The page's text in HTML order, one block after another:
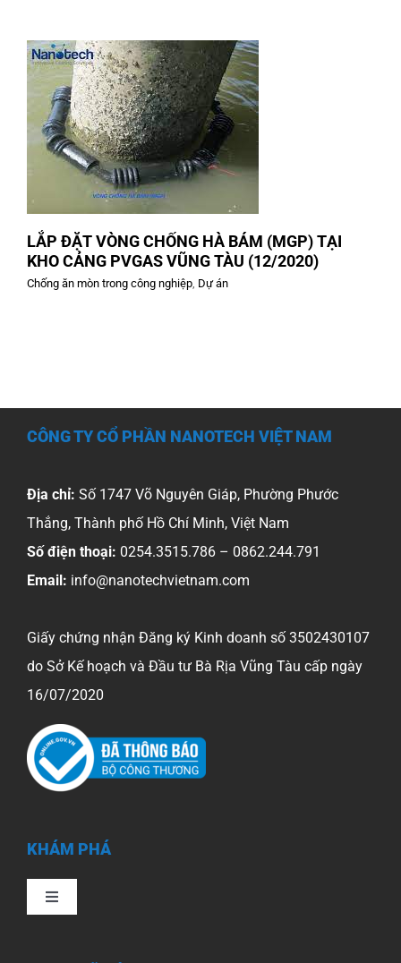
LẮP ĐẶT VÒNG CHỐNG HÀ BÁM (MGP) TẠI
KHO CẢNG PVGAS VŨNG TÀU (12/2020)
Chống ăn mòn trong công nghiệp, Dự án
CÔNG TY CỔ PHẦN NANOTECH VIỆT NAM
Địa chỉ: Số 1747 Võ Nguyên Giáp, Phường Phước
Thắng, Thành phố Hồ Chí Minh, Việt Nam
Số điện thoại: 0254.3515.786 – 0862.244.791
Email: info@nanotechvietnam.com
Giấy chứng nhận Đăng ký Kinh doanh số 3502430107
do Sở Kế hoạch và Đầu tư Bà Rịa Vũng Tàu cấp ngày
16/07/2020
KHÁM PHÁ
Toggle